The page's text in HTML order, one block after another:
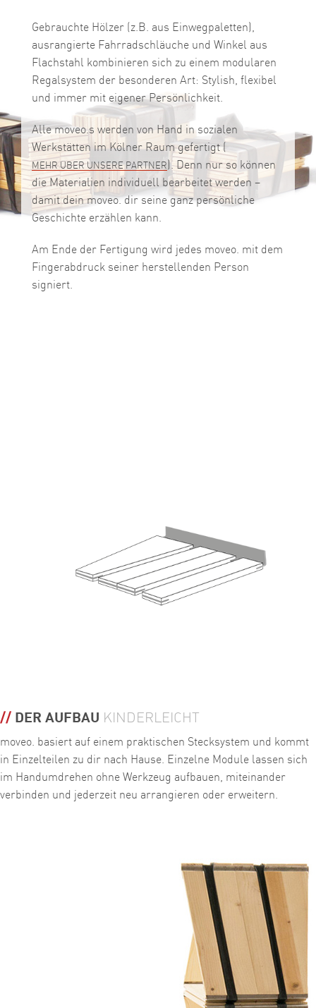
Gebrauchte Hölzer (z.B. aus Einwegpaletten),
ausrangierte Fahrradschläuche und Winkel aus
Flachstahl kombinieren sich zu einem modularen
Regalsystem der besonderen Art: Stylish, flexibel
und immer mit eigener Persönlichkeit.
Alle moveo.s werden von Hand in sozialen
Werkstätten im Kölner Raum gefertigt (
MEHR ÜBER UNSERE PARTNER). Denn nur so können
die Materialien individuell bearbeitet werden –
damit dein moveo. dir seine ganz persönliche
Geschichte erzählen kann.
Am Ende der Fertigung wird jedes moveo. mit dem
Fingerabdruck seiner herstellenden Person
signiert.
DER AUFBAU KINDERLEICHT
moveo. basiert auf einem praktischen Stecksystem und kommt
in Einzelteilen zu dir nach Hause. Einzelne Module lassen sich
im Handumdrehen ohne Werkzeug aufbauen, miteinander
verbinden und jederzeit neu arrangieren oder erweitern.